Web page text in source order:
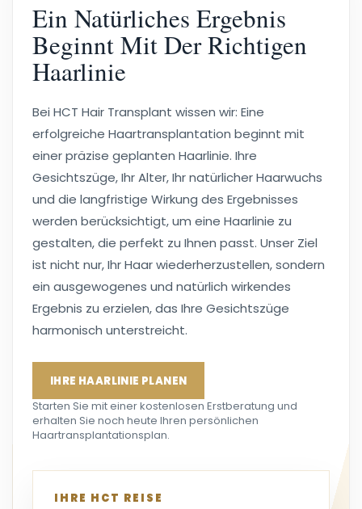
Ein Natürliches Ergebnis
Beginnt Mit Der Richtigen
Haarlinie
Bei HCT Hair Transplant wissen wir: Eine
erfolgreiche Haartransplantation beginnt mit
einer präzise geplanten Haarlinie. Ihre
Gesichtszüge, Ihr Alter, Ihr natürlicher Haarwuchs
und die langfristige Wirkung des Ergebnisses
werden berücksichtigt, um eine Haarlinie zu
gestalten, die perfekt zu Ihnen passt. Unser Ziel
ist nicht nur, Ihr Haar wiederherzustellen, sondern
ein ausgewogenes und natürlich wirkendes
Ergebnis zu erzielen, das Ihre Gesichtszüge
harmonisch unterstreicht.
IHRE HAARLINIE PLANEN
Starten Sie mit einer kostenlosen Erstberatung und
erhalten Sie noch heute Ihren persönlichen
Haartransplantationsplan.
IHRE HCT REISE